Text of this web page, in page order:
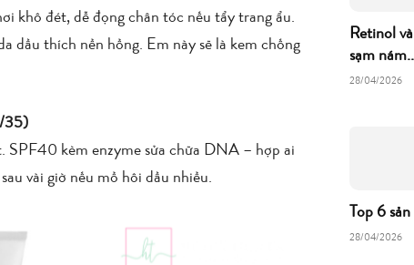
khô đét, dễ đọng chân tóc nếu tẩy trang ẩu.
dầu thích nền hồng. Em này sẽ là kem chống
35)
SPF40 kèm enzyme sửa chữa DNA – hợp ai
vài giờ nếu mồ hôi dầu nhiều.
Retinol
sạm
28/04/2026
Top 6
28/04/2026